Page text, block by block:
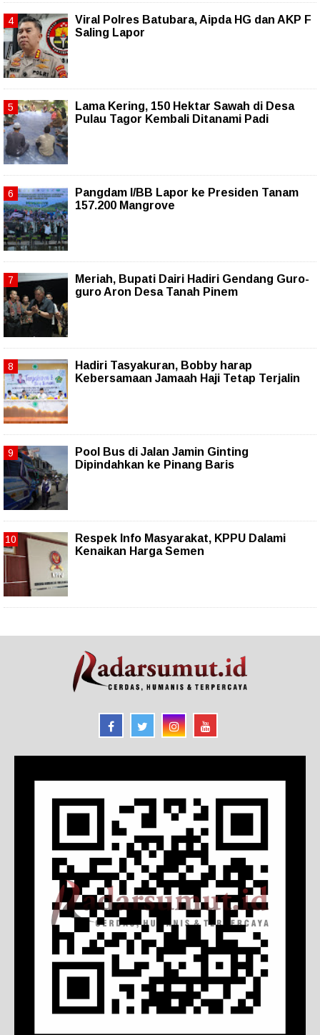
Viral Polres Batubara, Aipda HG dan AKP F
Saling Lapor
Lama Kering, 150 Hektar Sawah di Desa
Pulau Tagor Kembali Ditanami Padi
Pangdam I/BB Lapor ke Presiden Tanam
157.200 Mangrove
Meriah, Bupati Dairi Hadiri Gendang Guro-
guro Aron Desa Tanah Pinem
Hadiri Tasyakuran, Bobby harap
Kebersamaan Jamaah Haji Tetap Terjalin
Pool Bus di Jalan Jamin Ginting
Dipindahkan ke Pinang Baris
Respek Info Masyarakat, KPPU Dalami
Kenaikan Harga Semen